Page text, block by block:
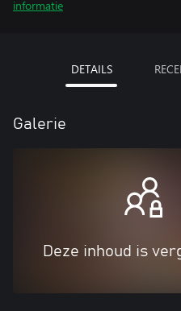
informatie
DETAILS
Galerie
Deze inhoud is